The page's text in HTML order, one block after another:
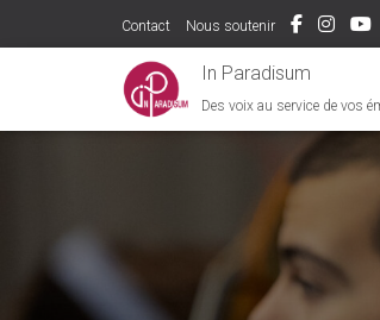
Contact Nous soutenir
In Paradisum
Des voix au service de vos